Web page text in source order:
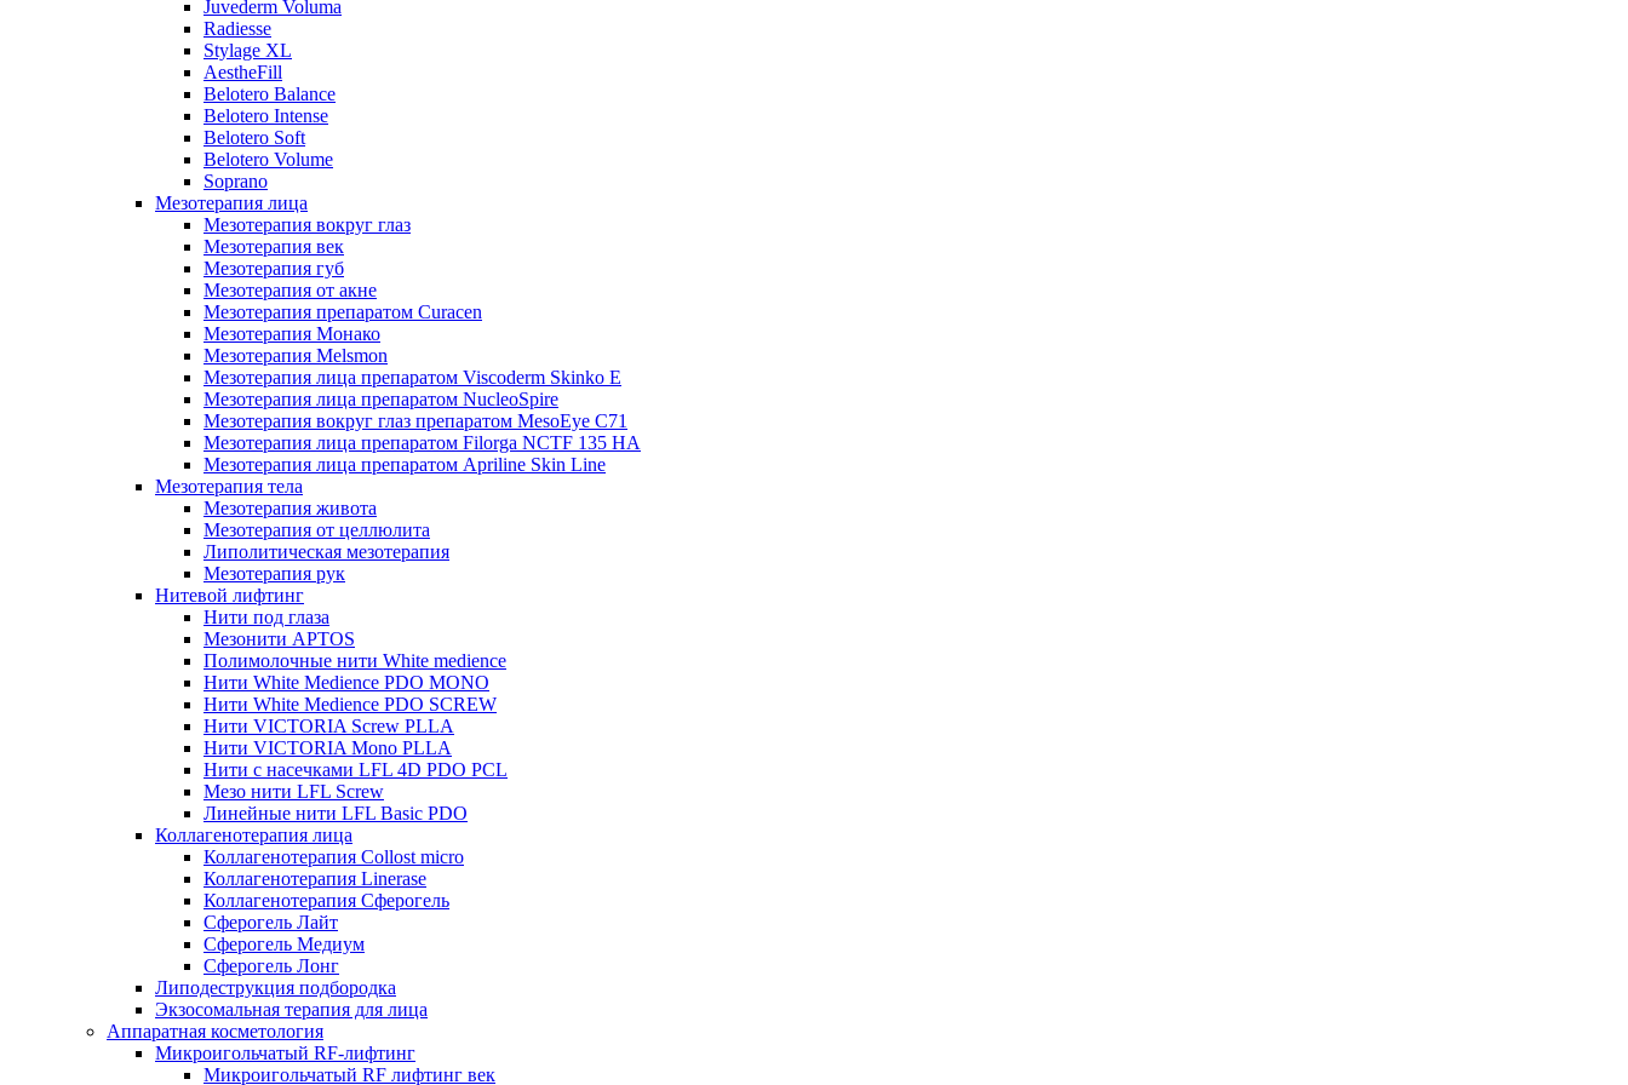
Juvederm Voluma
Radiesse
Stylage XL
AestheFill
Belotero Balance
Belotero Intense
Belotero Soft
Belotero Volume
Soprano
Мезотерапия лица
Мезотерапия вокруг глаз
Мезотерапия век
Мезотерапия губ
Мезотерапия от акне
Мезотерапия препаратом Curacen
Мезотерапия Монако
Мезотерапия Melsmon
Мезотерапия лица препаратом Viscoderm Skinko E
Мезотерапия лица препаратом NucleoSpire
Мезотерапия вокруг глаз препаратом MesoEye С71
Мезотерапия лица препаратом Filorga NCTF 135 HA
Мезотерапия лица препаратом Apriline Skin Line
Мезотерапия тела
Мезотерапия живота
Мезотерапия от целлюлита
Липолитическая мезотерапия
Мезотерапия рук
Нитевой лифтинг
Нити под глаза
Мезонити APTOS
Полимолочные нити White medience
Нити White Medience PDO MONO
Нити White Medience PDO SCREW
Нити VICTORIA Screw PLLA
Нити VICTORIA Mono PLLA
Нити с насечками LFL 4D PDO PCL
Мезо нити LFL Screw
Линейные нити LFL Basic PDO
Коллагенотерапия лица
Коллагенотерапия Collost micro
Коллагенотерапия Linerase
Коллагенотерапия Сферогель
Сферогель Лайт
Сферогель Медиум
Сферогель Лонг
Липодеструкция подбородка
Экзосомальная терапия для лица
Аппаратная косметология
Микроигольчатый RF-лифтинг
Микроигольчатый RF лифтинг век